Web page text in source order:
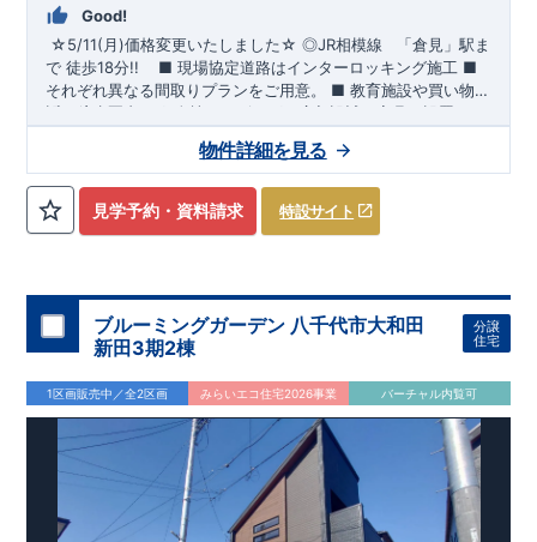
Good!
☆5/11(月)価格変更いたしました☆ ​◎JR相模線 「倉見」駅ま
で 徒歩18分!!
■ 現場協定道路はインターロッキング施工 ■
それぞれ異なる間取りプランをご用意。
■教育施設や買い物施
設が徒歩圏内♪
全棟、リビングは広々設計で家具を設置して
も十分ゆとりの空間です♪​ ■ リビング全体を見渡せる「対面式
■ キッチンにはポップアップ天井採用でお
しゃれな空間でお料理が可能！
◆ ブルーミングガーデンのこだわり ◆← 各タイトルをクリ
■『長期優良住宅』取得予定! ・国の定めた基準を全てク
・住宅ローン減税、固定資産税などの税制優遇を受けられ
ます。 ・中古市場でも、長期優良住宅が有利に働きます。
宅性能評価ダブル取得予定! ・『設計』住宅性能評価‥‥建物設
計段階で、国が認めた第三機関が評価しております。 ・『建
だけでなく、「現場の施工状況」を検査した上で、品質を保証
しております。■全棟自社一貫体制! ・誰が何をやったかが明
確だからこそ、お客様の安心に繋がります。 ・設計、施工、営
業が協力しあい、最良のプランをご提供いたします。 ・不要な
中間マージンを抑える事で、コストダウンに努めております。​
見学予約・資料請求 特設サイト
物件詳細を見る
ブルーミングガーデン 八千代市大和田
新田3期2棟
分譲
住宅
1区画販売中／全2区画 みらいエコ住宅2026事業 バーチャル内覧可